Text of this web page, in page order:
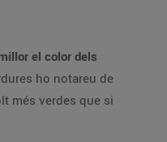
el color dels
ho notareu de
més verdes que si